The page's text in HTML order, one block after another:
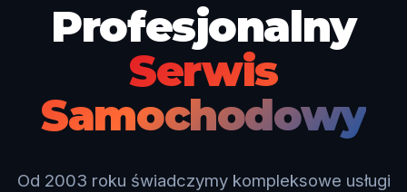
Profesjonalny
Serwis
Samochodowy
Od 2003 roku świadczymy kompleksowe usługi